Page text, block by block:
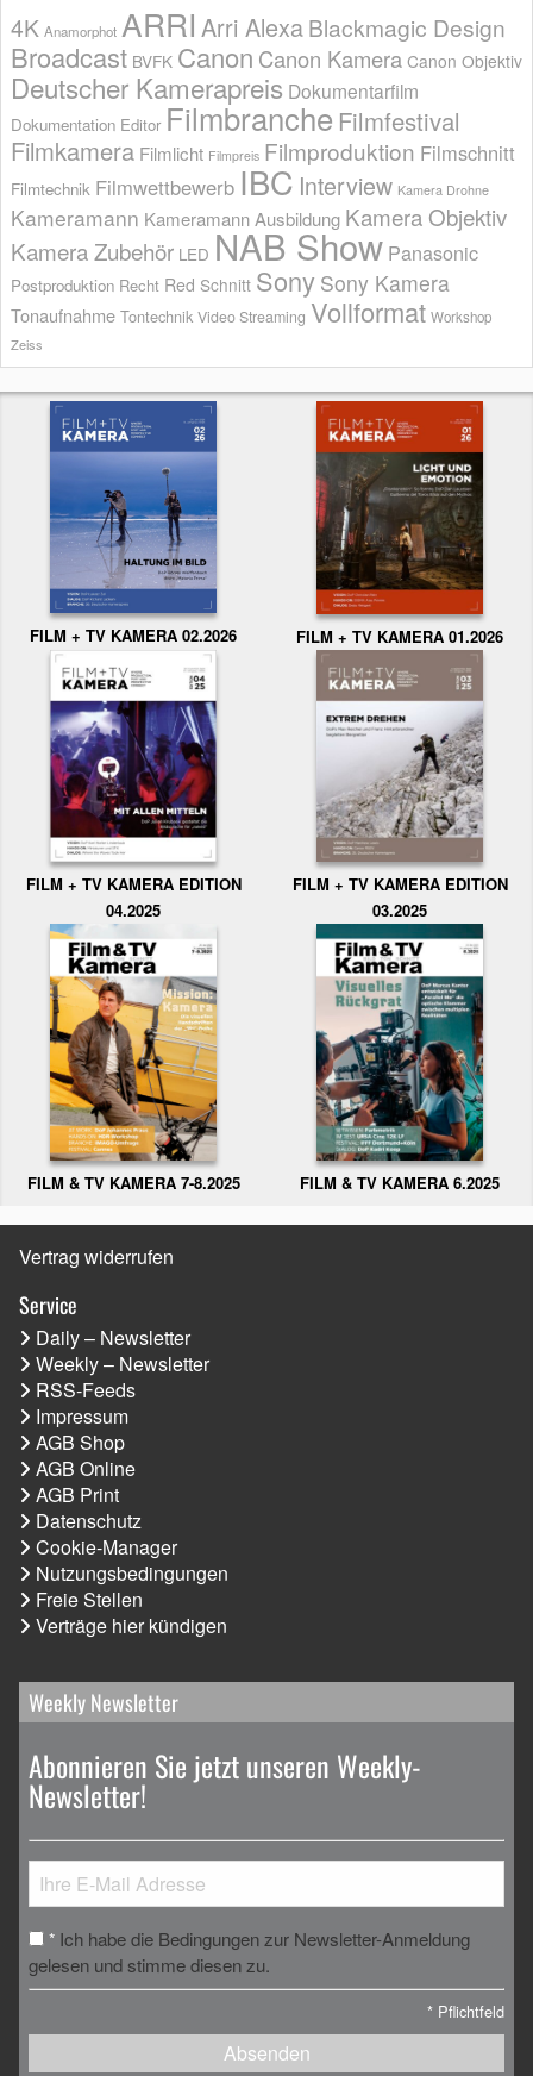
4K Anamorphot ARRI Arri AlexaBlackmagic Design
Broadcast BVFK Canon Canon Kamera Canon Objektiv
Deutscher Kamerapreis Dokumentarfilm
Dokumentation Editor Filmbranche Filmfestival
Filmkamera Filmlicht Filmpreis Filmproduktion Filmschnitt
Filmtechnik Filmwettbewerb IBC Interview Kamera Drohne
Kameramann Kameramann Ausbildung Kamera Objektiv
Kamera Zubehör LED NAB Show Panasonic
Postproduktion Recht Red Schnitt Sony Sony Kamera
Tonaufnahme Tontechnik Video Streaming Vollformat Workshop
Zeiss
FILM + TV KAMERA 02.2026 FILM + TV KAMERA 01.2026
FILM + TV KAMERA EDITION
04.2025
FILM + TV KAMERA EDITION
03.2025
FILM & TV KAMERA 7-8.2025 FILM & TV KAMERA 6.2025
Vertrag widerrufen
Service
Daily – Newsletter
Weekly – Newsletter
RSS-Feeds
Impressum
AGB Shop
AGB Online
AGB Print
Datenschutz
Cookie-Manager
Nutzungsbedingungen
Freie Stellen
Verträge hier kündigen
Weekly Newsletter
Abonnieren Sie jetzt unseren Weekly-
Newsletter!
* Ich habe die Bedingungen zur Newsletter-Anmeldung
gelesen und stimme diesen zu.
* Pflichtfeld
Absenden